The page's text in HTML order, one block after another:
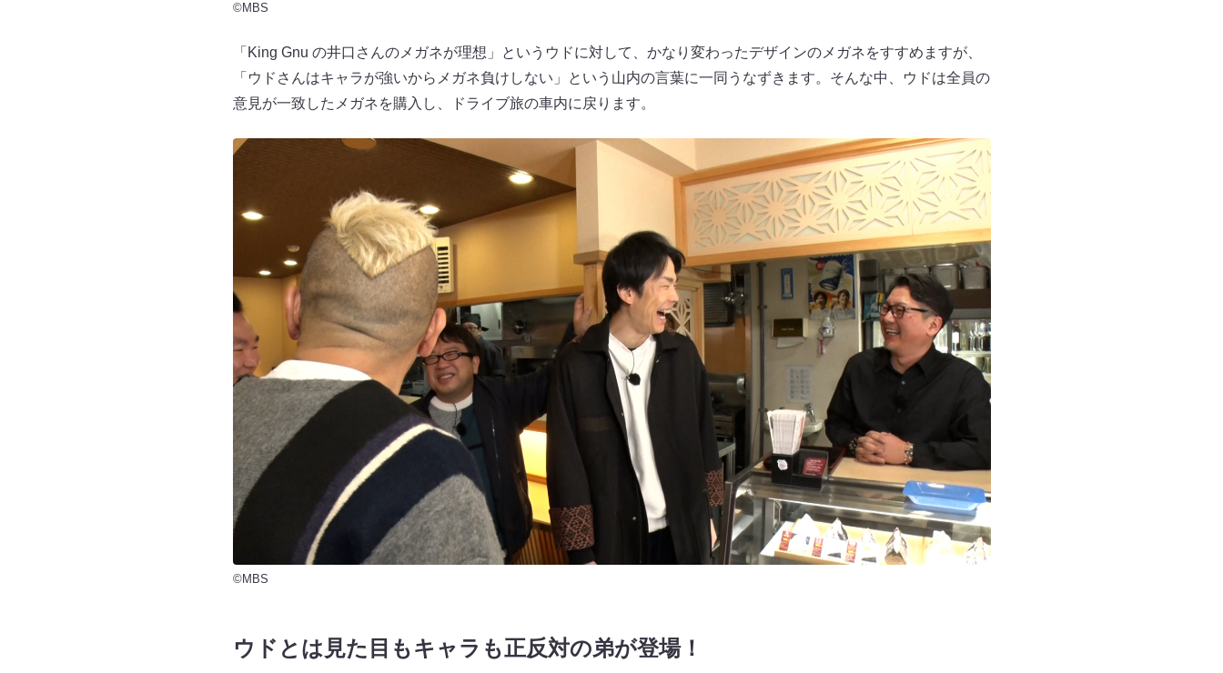
©MBS
「King Gnu の井口さんのメガネが理想」というウドに対して、かなり変わったデザインのメガネをすすめますが、
「ウドさんはキャラが強いからメガネ負けしない」という山内の言葉に一同うなずきます。そんな中、ウドは全員の
意見が一致したメガネを購入し、ドライブ旅の車内に戻ります。
©MBS
ウドとは見た目もキャラも正反対の弟が登場！